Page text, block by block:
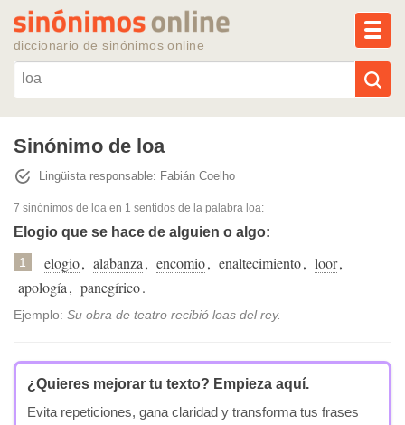
diccionario de sinónimos online
Reescribir texto con IA
Sinónimos populares
Temas populares
Temas recientes
Sinónimo de loa
Lingüista responsable: Fabián Coelho
7 sinónimos de loa en 1 sentidos de la palabra loa:
Elogio que se hace de alguien o algo:
1 elogio, alabanza, encomio, enaltecimiento, loor,
apología, panegírico.
Ejemplo: Su obra de teatro recibió loas del rey.
¿Quieres mejorar tu texto? Empieza aquí.
Evita repeticiones, gana claridad y transforma tus frases